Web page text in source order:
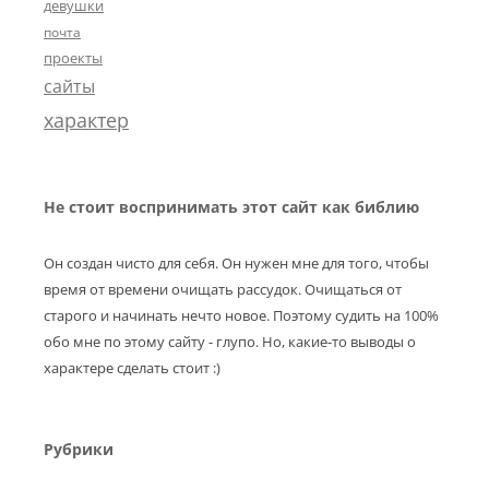
девушки
почта
проекты
сайты
характер
Не стоит воспринимать этот сайт как библию
Он создан чисто для себя. Он нужен мне для того, чтобы
время от времени очищать рассудок. Очищаться от
старого и начинать нечто новое. Поэтому судить на 100%
обо мне по этому сайту - глупо. Но, какие-то выводы о
характере сделать стоит :)
Рубрики